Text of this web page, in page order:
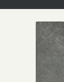
Przejdź
na
koniec